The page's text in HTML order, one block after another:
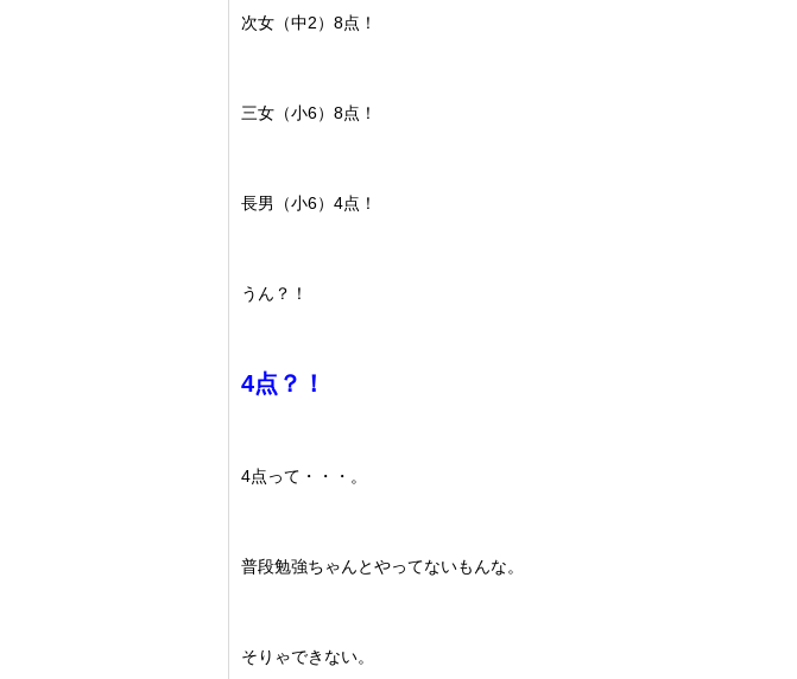
次女（中2）8点！
三女（小6）8点！
長男（小6）4点！
うん？！
4点？！
4点って・・・。
普段勉強ちゃんとやってないもんな。
そりゃできない。